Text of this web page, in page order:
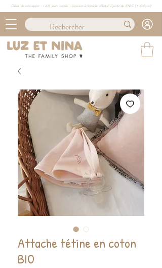
Délais de conception : ≈ 4/6 jours ouvrés · Livraison à domicile offerte* à partir de 100€ (+ d'info ici)
Attache tétine en coton
BIO